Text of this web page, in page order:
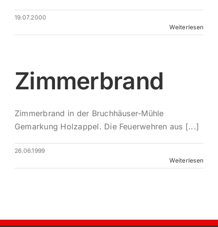
19.07.2000
Weiterlesen
Zimmerbrand
Zimmerbrand in der Bruchhäuser-Mühle
Gemarkung Holzappel. Die Feuerwehren aus [...]
26.06.1999
Weiterlesen